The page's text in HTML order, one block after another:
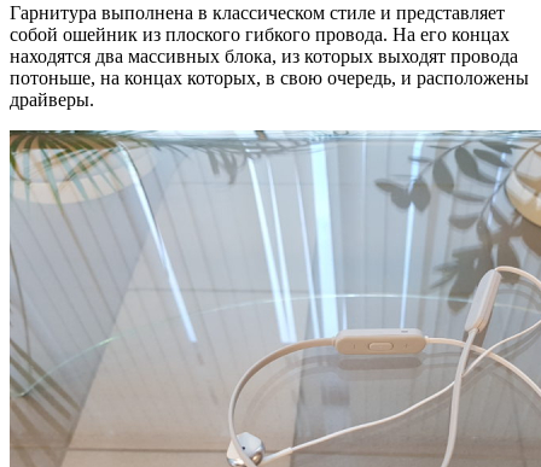
Гарнитура выполнена в классическом стиле и представляет
собой ошейник из плоского гибкого провода. На его концах
находятся два массивных блока, из которых выходят провода
потоньше, на концах которых, в свою очередь, и расположены
драйверы.